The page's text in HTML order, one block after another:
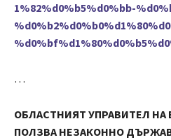
1%82%d0%b5%d0%bb-
…
ОБЛАСТНИЯТ УПРАВИТЕЛ НА
ПОЛЗВА НЕЗАКОННО